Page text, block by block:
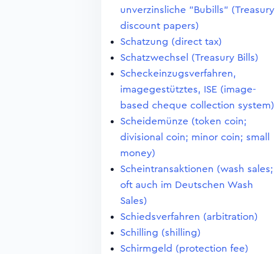
unverzinsliche "Bubills" (Treasury
discount papers)
Schatzung (direct tax)
Schatzwechsel (Treasury Bills)
Scheckeinzugsverfahren,
imagegestütztes, ISE (image-
based cheque collection system)
Scheidemünze (token coin;
divisional coin; minor coin; small
money)
Scheintransaktionen (wash sales;
oft auch im Deutschen Wash
Sales)
Schiedsverfahren (arbitration)
Schilling (shilling)
Schirmgeld (protection fee)